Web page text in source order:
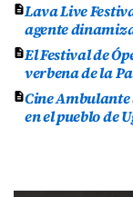
Lava Live
agente
El Festival de
verbena de la
Cine
en el pueblo de